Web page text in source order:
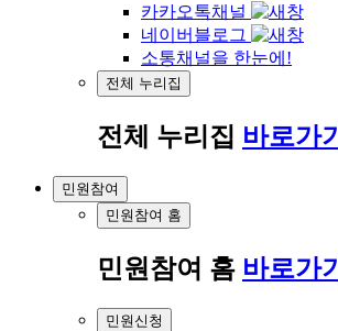
카카오톡채널
네이버블로그
소통채널을 한눈에!
전체 누리집
전체 누리집 바로가기
민원참여
민원참여 홈
민원참여 홈 바로가기
민원신청